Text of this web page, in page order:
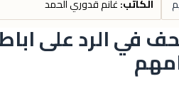
الكاتب:غانم قدوري الحمد
في الرد على